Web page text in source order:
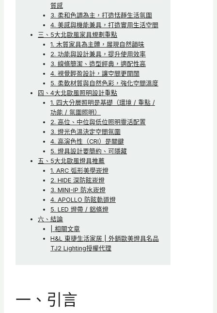
質感
3. 柔和色調為主，打造恬靜生活氛圍
4. 美感與機能兼具，打造實用生活空間
三、5大北歐風家具規劃重點
1. 木質家具為主體，展現自然韻味
2. 功能與設計兼具，提升使用效率
3. 線條簡潔、造型經典，適配性高
4. 視覺輕盈設計，讓空間更開闊
5. 柔軟材質與自然色彩，強化空間溫度
四、4大北歐風照明設計重點
1. 四大分層照明是基礎（環境 / 重點 /
功能 / 氛圍照明）
2. 高位、中位與低位照明靈活配置
3. 燈光色溫決定空間氛圍
4. 高演色性（CRI）是關鍵
5. 燈具設計要簡約、可隱藏
五、5大北歐風燈具推薦
1. ARC 弧形美學崁燈
2. HIDE 深防眩崁燈
3. MINI-IP 防水崁燈
4. APOLLO 防眩軌道燈
5. LED 燈帶 / 鋁條燈
六、結論
| 相關文章
H&L 東捷生活家居 | 外銷歐美燈具名品
TJ2 Lighting授權代理
一、引言